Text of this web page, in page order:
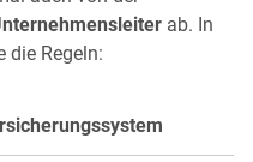
ab. In
die Regeln: